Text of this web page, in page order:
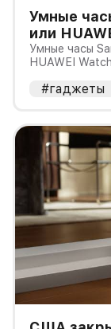
Умные
или
против
Умные часы
HUAWEI
#гаджеты